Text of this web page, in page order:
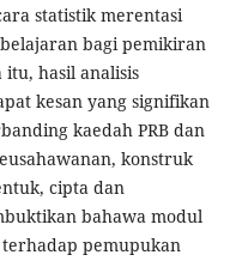
statistik merentasi
bagi pemikiran
hasil analisis
kesan yang signifikan
kaedah PRB dan
konstruk
cipta dan
bahawa modul
terhadap pemupukan